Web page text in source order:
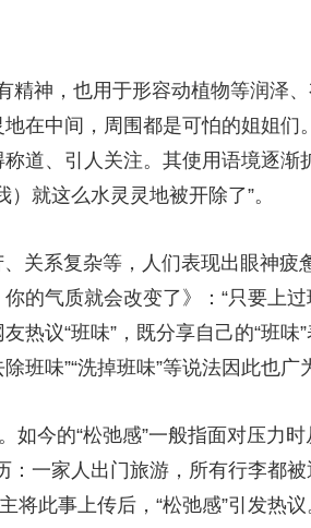
精神，也用于形容动植物等润泽
在中间，周围都是可怕的姐姐们
道、引人关注。其使用语境逐渐
就这么水灵灵地被开除了”。
关系复杂等，人们表现出眼神疲
的气质就会改变了》：“只要上
热议“班味”，既分享自己的“班味
班味”“洗掉班味”等说法因此也广
如今的“松弛感”一般指面对压力
：一家人出门旅游，所有行李都
此事上传后，“松弛感”引发热